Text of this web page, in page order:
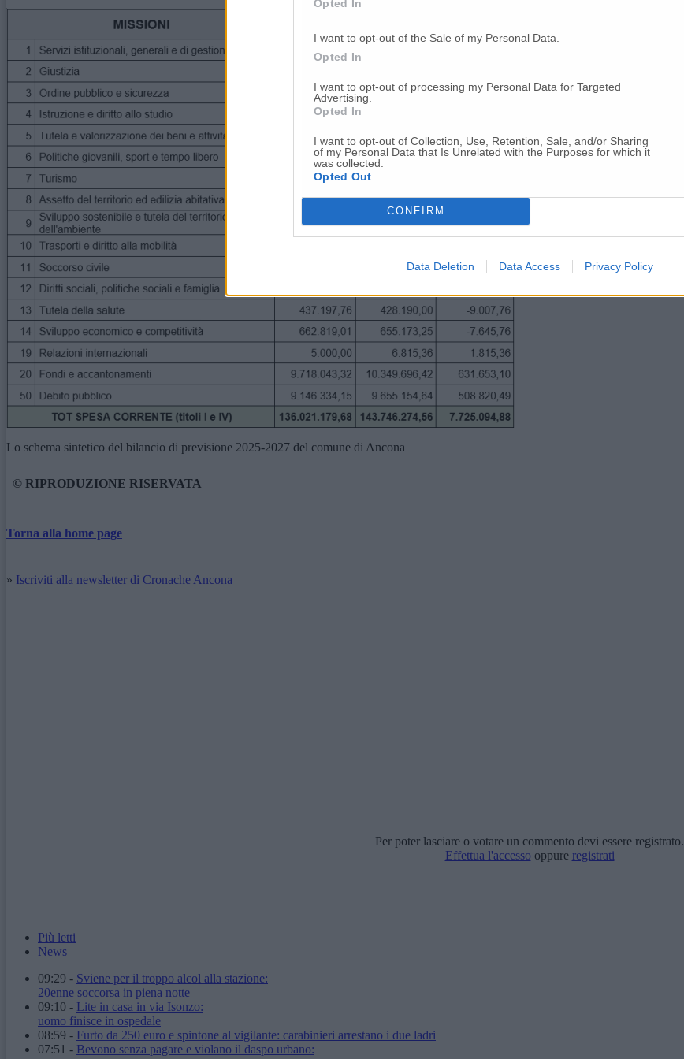
Opted In
I want to opt-out of the Sale of my Personal Data.
Opted In
I want to opt-out of processing my Personal Data for Targeted
Advertising.
Opted In
I want to opt-out of Collection, Use, Retention, Sale, and/or Sharing
of my Personal Data that Is Unrelated with the Purposes for which it
was collected.
Opted Out
CONFIRM
Data Deletion Data Access Privacy Policy
Lo schema sintetico del bilancio di previsione 2025-2027 del comune di Ancona
© RIPRODUZIONE RISERVATA
Torna alla home page
» Iscriviti alla newsletter di Cronache Ancona
Per poter lasciare o votare un commento devi essere registrato.
Effettua l'accesso oppure registrati
Più letti
News
09:29 - Sviene per il troppo alcol alla stazione:
20enne soccorsa in piena notte
09:10 - Lite in casa in via Isonzo:
uomo finisce in ospedale
08:59 - Furto da 250 euro e spintone al vigilante: carabinieri arrestano i due ladri
07:51 - Bevono senza pagare e violano il daspo urbano: